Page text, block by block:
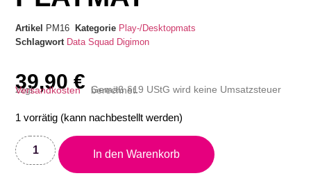
Artikel PM16 Kategorie Play-/Desktopmats
Schlagwort Data Squad Digimon
39,90€
zzgl.
Versandkosten Gemäß §19 UStG wird keine Umsatzsteuer berechnet.
1 vorrätig (kann nachbestellt werden)
In den Warenkorb